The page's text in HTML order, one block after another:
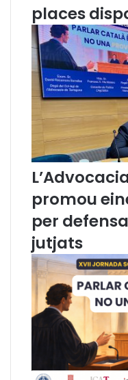
e
l
m
e
s
d
e
n
o
v
e
m
r
e
places
promou
per
jutjats